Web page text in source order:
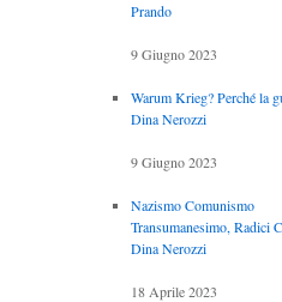
Prando
9 Giugno 2023
Warum Krieg? Perché la
Dina Nerozzi
9 Giugno 2023
Nazismo Comunismo
Transumanesimo, Radici
Dina Nerozzi
18 Aprile 2023